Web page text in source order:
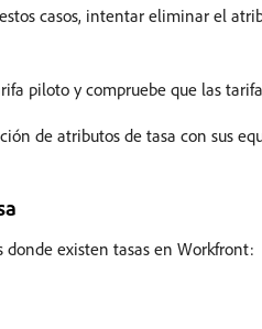
casos, intentar eliminar el
piloto y compruebe que las
de atributos de tasa con sus
donde existen tasas en Workfront: